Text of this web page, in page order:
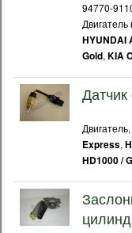
94770-
Двигатель
HYUNDAI
Gold, KIA
Express,
HD1000 /